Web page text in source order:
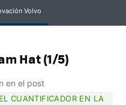
Volvo
Hat (1/5)
en el post
CUANTIFICADOR EN LA